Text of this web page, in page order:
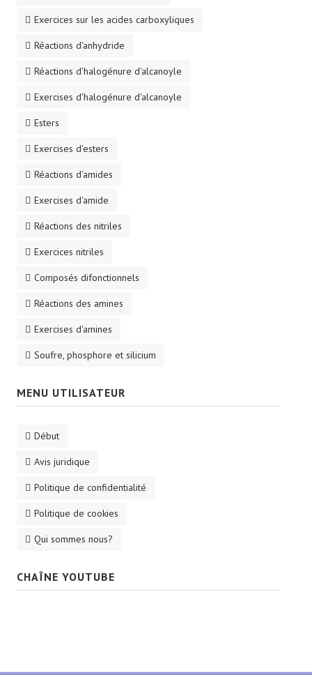
Exercices sur les acides carboxyliques
Réactions d'anhydride
Réactions d'halogénure d'alcanoyle
Exercises d'halogénure d'alcanoyle
Esters
Exercises d'esters
Réactions d'amides
Exercises d'amide
Réactions des nitriles
Exercices nitriles
Composés difonctionnels
Réactions des amines
Exercises d'amines
Soufre, phosphore et silicium
MENU UTILISATEUR
Début
Avis juridique
Politique de confidentialité
Politique de cookies
Qui sommes nous?
CHAÎNE YOUTUBE